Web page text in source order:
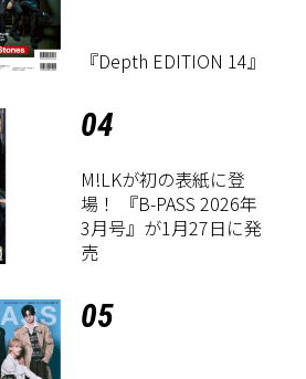
『Depth EDITION 14』
04
M!LKが初の表紙に登
場！ 『B-PASS 2026年
3月号』が1月27日に発
売
05